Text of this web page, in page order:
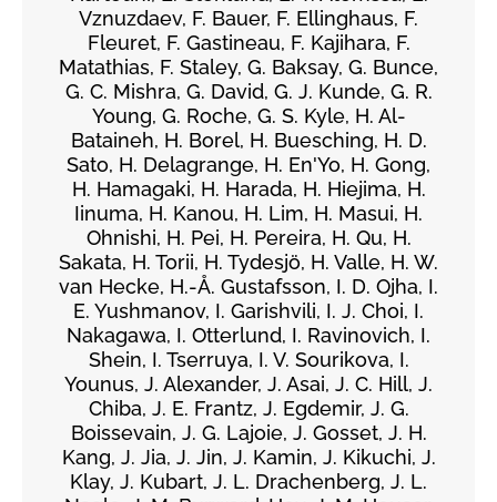
Vznuzdaev, F. Bauer, F. Ellinghaus, F.
Fleuret, F. Gastineau, F. Kajihara, F.
Matathias, F. Staley, G. Baksay, G. Bunce,
G. C. Mishra, G. David, G. J. Kunde, G. R.
Young, G. Roche, G. S. Kyle, H. Al-
Bataineh, H. Borel, H. Buesching, H. D.
Sato, H. Delagrange, H. En'Yo, H. Gong,
H. Hamagaki, H. Harada, H. Hiejima, H.
Iinuma, H. Kanou, H. Lim, H. Masui, H.
Ohnishi, H. Pei, H. Pereira, H. Qu, H.
Sakata, H. Torii, H. Tydesjö, H. Valle, H. W.
van Hecke, H.-Å. Gustafsson, I. D. Ojha, I.
E. Yushmanov, I. Garishvili, I. J. Choi, I.
Nakagawa, I. Otterlund, I. Ravinovich, I.
Shein, I. Tserruya, I. V. Sourikova, I.
Younus, J. Alexander, J. Asai, J. C. Hill, J.
Chiba, J. E. Frantz, J. Egdemir, J. G.
Boissevain, J. G. Lajoie, J. Gosset, J. H.
Kang, J. Jia, J. Jin, J. Kamin, J. Kikuchi, J.
Klay, J. Kubart, J. L. Drachenberg, J. L.